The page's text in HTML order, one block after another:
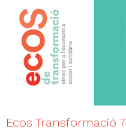
Ecos Transformació 7